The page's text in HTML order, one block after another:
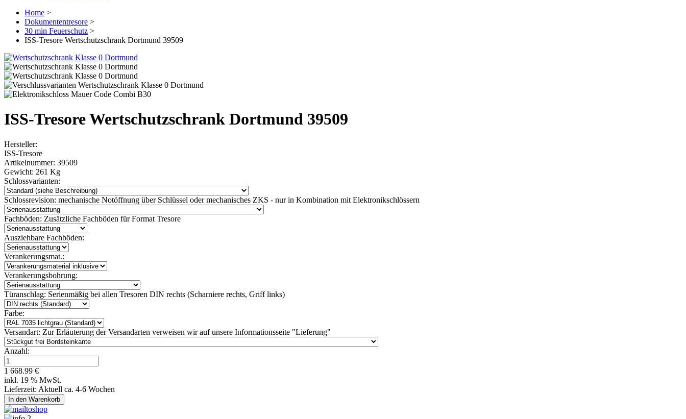
Home >
Dokumententresore >
30 min Feuerschutz >
ISS-Tresore Wertschutzschrank Dortmund 39509
ISS-Tresore Wertschutzschrank Dortmund 39509
Hersteller:
ISS-Tresore
Artikelnummer: 39509
Gewicht: 261 Kg
Schlossvarianten:
Schlossrevision: mechanische Notöffnung über Schlüssel oder mechanisches ZKS - nur in Kombination mit Elektronikschlössern
Fachböden: Zusätzliche Fachböden für Format Tresore
Ausziehbare Fachböden:
Verankerungsmat.:
Verankerungsbohrung:
Türanschlag: Serienmäßig bei allen Tresoren DIN rechts (Scharniere rechts, Griff links)
Farbe:
Versandart: Zur Erläuterung der Versandarten verweisen wir auf unsere Informationsseite "Lieferung"
Anzahl:
1 668.99 €
inkl. 19 % MwSt.
Lieferzeit: Aktuell ca. 4-6 Wochen